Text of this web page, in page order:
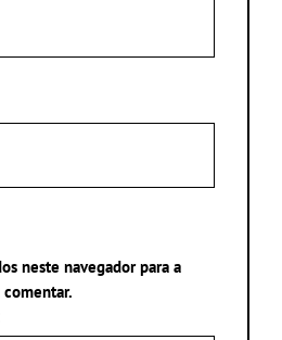
neste navegador para a